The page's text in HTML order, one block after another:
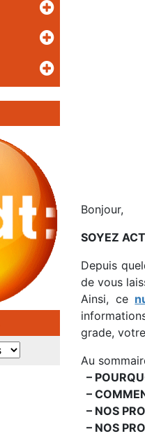
Bonjour,
SOYEZ
Depuis
de vous
Ainsi, ce
grade,
Au
–
–
– NOS
– NOS